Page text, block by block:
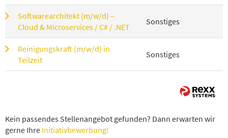
Softwarearchitekt (m/w/d) –
Cloud & Microservices / C# / .NET
Sonstiges
Reinigungskraft (m/w/d) in
Teilzeit
Sonstiges
Kein passendes Stellenangebot gefunden? Dann erwarten wir
gerne Ihre Initiativbewerbung!